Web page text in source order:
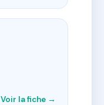
Voir la fiche →